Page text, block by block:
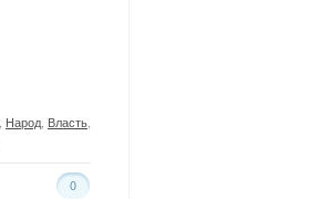
Народ Власть
0